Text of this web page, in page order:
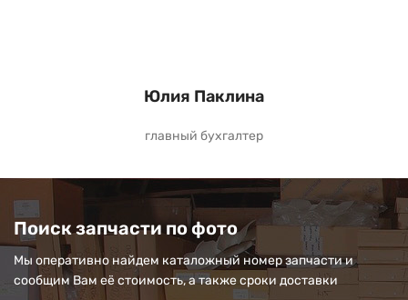
Юлия Паклина
главный бухгалтер
Поиск запчасти по фото
Мы оперативно найдем каталожный номер запчасти и
сообщим Вам её стоимость, а также сроки доставки